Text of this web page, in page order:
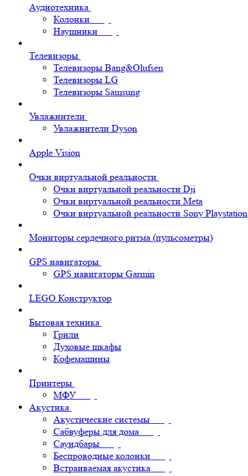
Аудиотехника
Колонки
Наушники
Телевизоры
Телевизоры Bang&Olufsen
Телевизоры LG
Телевизоры Samsung
Увлажнители
Увлажнители Dyson
Apple Vision
Очки виртуальной реальности
Очки виртуальной реальности Dji
Очки виртуальной реальности Meta
Очки виртуальной реальности Sony Playstation
Мониторы сердечного ритма (пульсометры)
GPS навигаторы
GPS навигаторы Garmin
LEGO Конструктор
Бытовая техника
Грили
Духовые шкафы
Кофемашины
Принтеры
МФУ
Акустика
Акустические системы
Сабвуферы для дома
Саундбары
Беспроводные колонки
Встраиваемая акустика